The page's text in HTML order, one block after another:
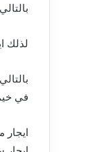
لذلك
في